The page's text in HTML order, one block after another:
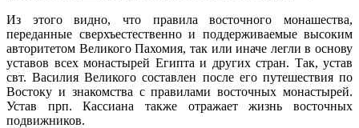
Из этого видно, что правила восточного монашества,
переданные сверхъестественно и поддерживаемые высоким
авторитетом Великого Пахомия, так или иначе легли в основу
уставов всех монастырей Египта и других стран. Так, устав
свт. Василия Великого составлен после его путешествия по
Востоку и знакомства с правилами восточных монастырей.
Устав прп. Кассиана также отражает жизнь восточных
подвижников.